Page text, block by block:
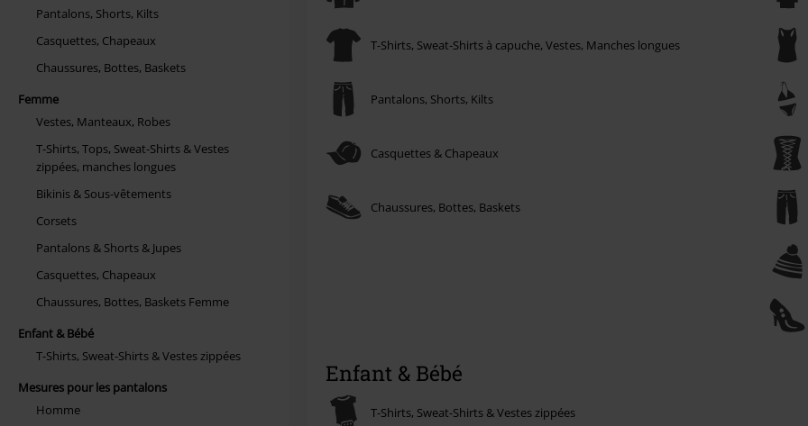
Pantalons, Shorts, Kilts
Casquettes, Chapeaux
Chaussures, Bottes, Baskets
Femme
Vestes, Manteaux, Robes
T-Shirts, Tops, Sweat-Shirts & Vestes
zippées, manches longues
Bikinis & Sous-vêtements
Corsets
Pantalons & Shorts & Jupes
Casquettes, Chapeaux
Chaussures, Bottes, Baskets Femme
Enfant & Bébé
T-Shirts, Sweat-Shirts & Vestes zippées
Mesures pour les pantalons
Homme
T-Shirts, Sweat-Shirts à capuche, Vestes, Manches longues
Pantalons, Shorts, Kilts
Casquettes & Chapeaux
Chaussures, Bottes, Baskets
Enfant & Bébé
T-Shirts, Sweat-Shirts & Vestes zippées